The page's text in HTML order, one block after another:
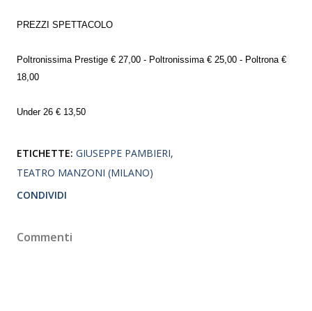
PREZZI SPETTACOLO
Poltronissima Prestige € 27,00 - Poltronissima € 25,00 - Poltrona €
18,00
Under 26 € 13,50
ETICHETTE: GIUSEPPE PAMBIERI
TEATRO MANZONI (MILANO)
CONDIVIDI
Commenti